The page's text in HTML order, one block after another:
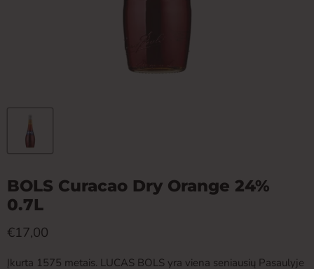
BOLS Curacao Dry Orange 24%
0.7L
Dabartinė kaina
€17,00
Įkurta 1575 metais. LUCAS BOLS yra viena seniausių Pasaulyje